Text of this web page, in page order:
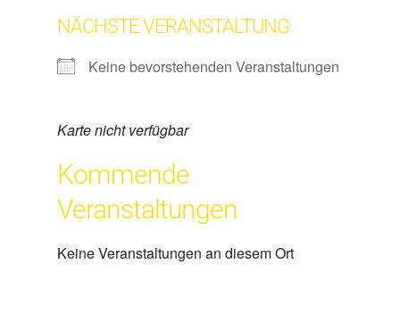
NÄCHSTE VERANSTALTUNG
Keine bevorstehenden Veranstaltungen
Karte nicht verfügbar
Kommende
Veranstaltungen
Keine Veranstaltungen an diesem Ort